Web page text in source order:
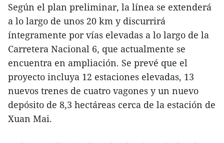
Según el plan preliminar, la línea se extenderá
a lo largo de unos 20 km y discurrirá
íntegramente por vías elevadas a lo largo de la
Carretera Nacional 6, que actualmente se
encuentra en ampliación. Se prevé que el
proyecto incluya 12 estaciones elevadas, 13
nuevos trenes de cuatro vagones y un nuevo
depósito de 8,3 hectáreas cerca de la estación de
Xuan Mai.